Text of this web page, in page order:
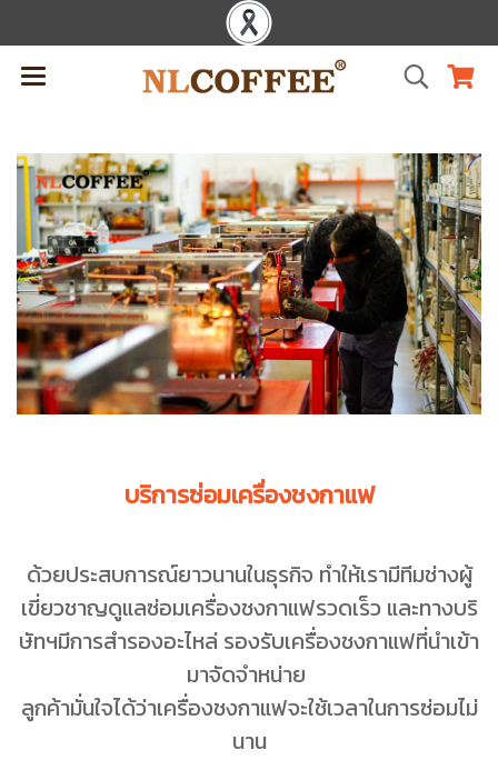
บริการซ่อมเครื่องชงกาแฟ
ด้วยประสบการณ์ยาวนานในธุรกิจ ทำให้เรามีทีมช่างผู้
เขี่ยวชาญดูแลซ่อมเครื่องชงกาแฟรวดเร็ว และทางบริ
ษัทฯมีการสำรองอะไหล่ รองรับเครื่องชงกาแฟที่นำเข้า
มาจัดจำหน่าย
ลูกค้ามั่นใจได้ว่าเครื่องชงกาแฟจะใช้เวลาในการซ่อมไม่
นาน